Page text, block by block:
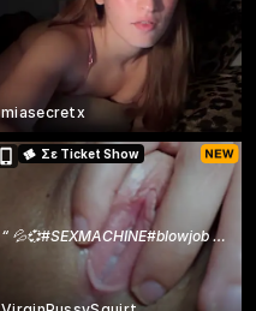
miasecretx
“ 💦💞#SEXMACHINE#blowjob #pussy #lush #ride
Σε Ticket Show